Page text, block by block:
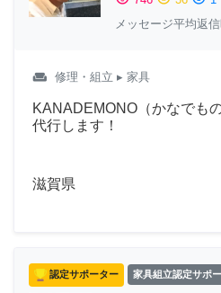
メッセージ平均返
weekend 修理・組立 ▸ 家具
KANADEMONO（かなでも
代行します！
滋賀県
認定サポーター 家具組立認定サポ